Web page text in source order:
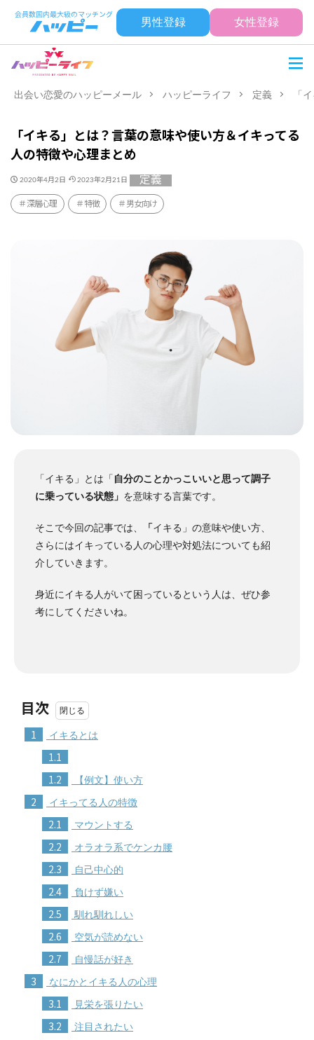
男性登録 女性登録
出会い恋愛のハッピーメール ハッピーライフ 定義 「
「イキる」とは？言葉の意味や使い方＆イキってる
人の特徴や心理まとめ
2020年4月2日 2023年2月21日 定義
深層心理 特徴 男女向け
「イキる」とは「 自分のことかっこいいと思って調子
に乗っている状態」 を意味する言葉です。
そこで今回の記事では、 「イキる」の意味や使い方、
さらにはイキっている人の心理や対処法についても紹
介していきます。
身近にイキる人がいて困っているという人は、ぜひ参
考にしてくださいね。
目次
1 イキるとは
1.1
1.2
【例文】使い方
2 イキってる人の特徴
2.1 マウントする
2.2 オラオラ系でケンカ腰
2.3 自己中心的
2.4 負けず嫌い
2.5 馴れ馴れしい
2.6 空気が読めない
2.7 自慢話が好き
3 なにかとイキる人の心理
3.1 見栄を張りたい
3.2 注目されたい